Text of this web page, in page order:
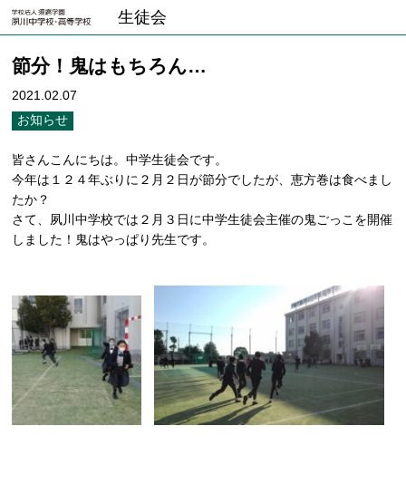
生徒会
節分！鬼はもちろん…
2021.02.07
お知らせ
皆さんこんにちは。中学生徒会です。
今年は１２４年ぶりに２月２日が節分でしたが、恵方巻は食べまし
たか？
さて、夙川中学校では２月３日に中学生徒会主催の鬼ごっこを開催
しました！鬼はやっぱり先生です。